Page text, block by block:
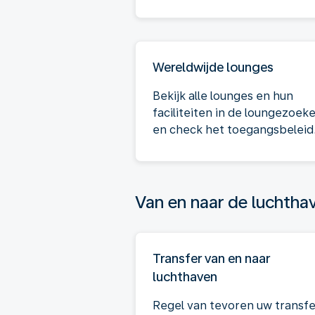
Wereldwijde lounges
Bekijk alle lounges en hun
faciliteiten in de
en check het toegangsbeleid.
Van en naar de
Transfer van en naar
luchthaven
Regel van tevoren uw